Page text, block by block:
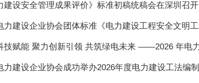
建设安全管理成果评价》标准初稿统稿会在深圳召开